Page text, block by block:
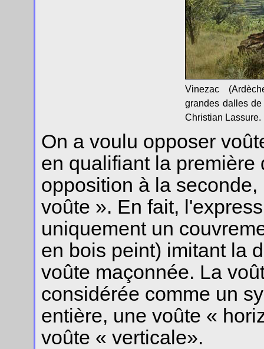
Vinezac
grandes dalles
Christian Lassure.
On a voulu opposer
en qualifiant la première
opposition à la
voûte ». En fait,
uniquement un
en bois peint) imitant la
voûte maçonnée. La
considérée comme un
entière, une voûte «
voûte « verticale».